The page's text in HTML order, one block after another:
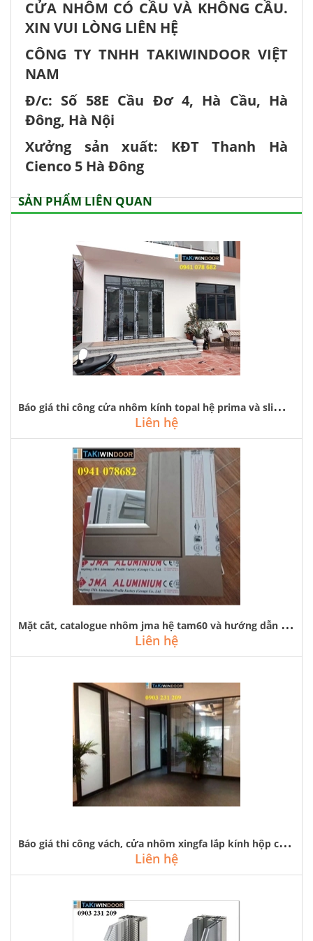
CỬA NHÔM CÓ CẦU VÀ KHÔNG CẦU.
XIN VUI LÒNG LIÊN HỆ
CÔNG TY TNHH TAKIWINDOOR VIỆT
NAM
Đ/c: Số 58E Cầu Đơ 4, Hà Cầu, Hà
Đông, Hà Nội
Xưởng sản xuất: KĐT Thanh Hà
Cienco 5 Hà Đông
SẢN PHẨM LIÊN QUAN
B
áo giá thi công cửa nhôm kính topal hệ prima và slima chính hãng
Liên hệ
M
ặt cắt, catalogue nhôm jma hệ tam60 và hướng dẫn làm hệ tma60
Liên hệ
B
áo giá thi công vách, cửa nhôm xingfa lắp kính hộp có rèm bên trong
Liên hệ